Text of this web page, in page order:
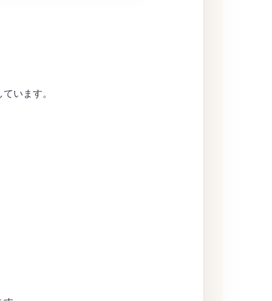
います。